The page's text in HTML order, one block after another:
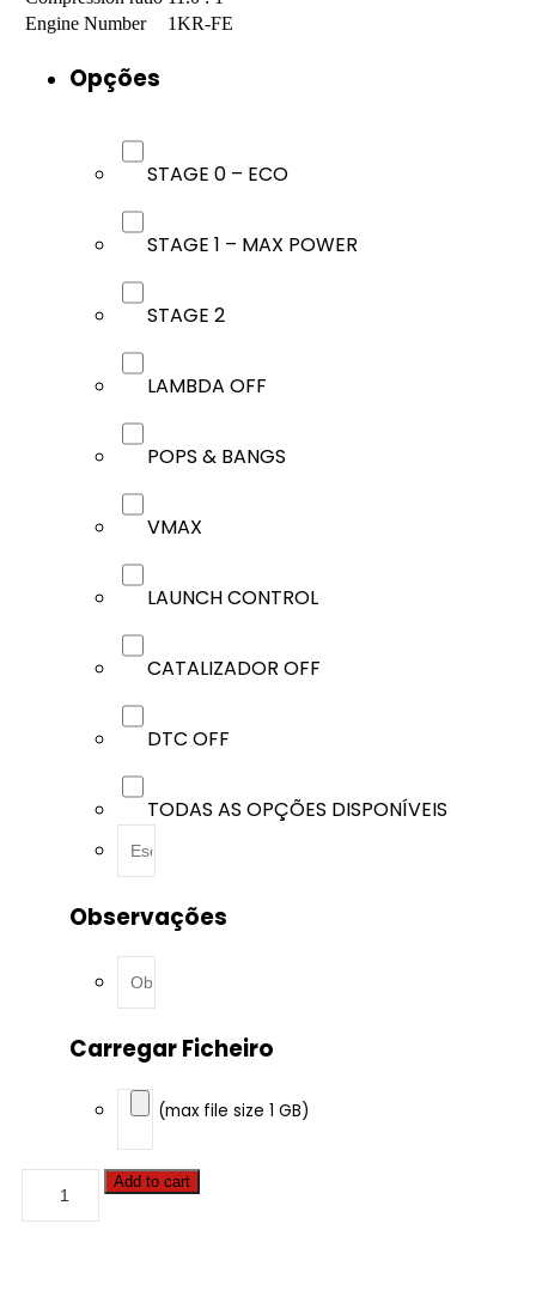
Engine Number
1KR-FE
Opções
STAGE 0 – ECO
STAGE 1 – MAX POWER
STAGE 2
LAMBDA OFF
POPS & BANGS
VMAX
LAUNCH CONTROL
CATALIZADOR OFF
DTC OFF
TODAS AS OPÇÕES DISPONÍVEIS
Observações
Carregar Ficheiro
(max file size 1 GB)
108
Add to cart